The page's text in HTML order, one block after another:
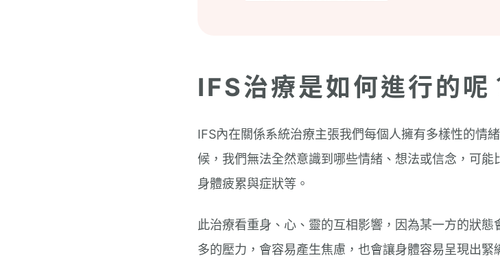
IFS治療是如何進行的呢
IFS內在關係系統治療主張我們每個人擁有多樣性的情
候，我們無法全然意識到哪些情緒、想法或信念，可
身體疲累與症狀等。
此治療看重身、心、靈的互相影響，因為某一方的狀
多的壓力，會容易產生焦慮，也會讓身體容易呈現出